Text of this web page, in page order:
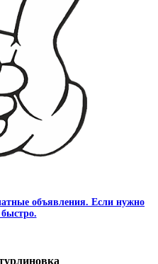
объявления. Если нужно